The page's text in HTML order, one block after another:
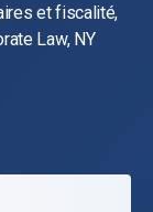
et fiscalité,
Law, NY